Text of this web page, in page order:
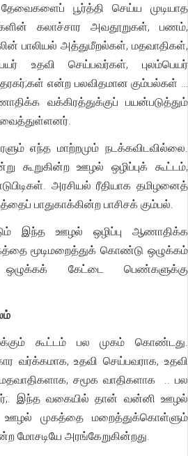
பூர்த்தி செய்ய முடியாத
கலாச்சார அவதூறுகள், பணம்,
பாலியல் அத்துமீறல்கள், மதவாதிகள்,
உதவி செய்பவர்கள், புலம்பெயர்
என்ற பலவிதமான கும்பல்கள் …
வக்கிரத்துக்குப் பயன்படுத்தும்
எந்த மாற்றமும் நடக்கவிடவில்லை.
கூறுகின்ற ஊழல் ஒழிப்புக் கூட்டம்,
அரசியல் ரீதியாக தமிழனைத்
பாதுகாக்கின்ற பாசிசக் கும்பல்.
இந்த ஊழல் ஒழிப்பு ஆணாதிக்க
மூடிமறைத்துக் கொண்டு ஒழுக்கம்
கேட்டை பெண்களுக்கு
கூட்டம் பல முகம் கொண்டது.
வர்க்கமாக, உதவி செய்பவராக, உதவி
சமூக வாதிகளாக .. பல
இந்த வகையில் தான் வன்னி ஊழல்
ஊழல் முகத்தை மறைத்துக்கொள்ளும்
மோசடியே அரங்கேறுகின்றது.